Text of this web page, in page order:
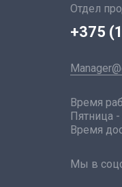
Отдел
+375
Время
Пятница -
Время
Мы в